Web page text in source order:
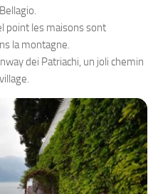
point les maisons sont
la montagne.
dei Patriachi, un joli chemin